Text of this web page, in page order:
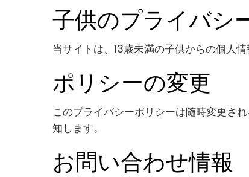
子供のプライバシ
当サイトは、13歳未満の子供からの個人情
ポリシーの変更
このプライバシーポリシーは随時変更さ
知します。
お問い合わせ情報